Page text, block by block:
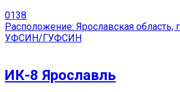
0138
Расположение: Ярославская область,
УФСИН/ГУФСИН
ИК-8 Ярославль